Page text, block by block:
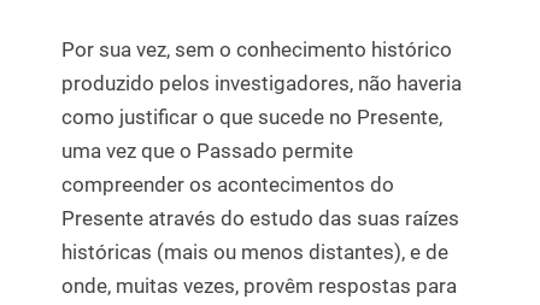
Por sua vez, sem o conhecimento histórico
produzido pelos investigadores, não haveria
como justificar o que sucede no Presente,
uma vez que o Passado permite
compreender os acontecimentos do
Presente através do estudo das suas raízes
históricas (mais ou menos distantes), e de
onde, muitas vezes, provêm respostas para